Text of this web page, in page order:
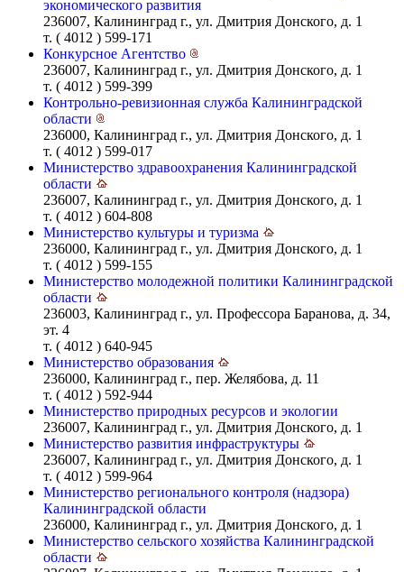
экономического развития
236007, Калининград г., ул. Дмитрия Донского, д. 1
т. ( 4012 ) 599-171
Конкурсное Агентство
236007, Калининград г., ул. Дмитрия Донского, д. 1
т. ( 4012 ) 599-399
Контрольно-ревизионная служба Калининградской
области
236000, Калининград г., ул. Дмитрия Донского, д. 1
т. ( 4012 ) 599-017
Министерство здравоохранения Калининградской
области
236007, Калининград г., ул. Дмитрия Донского, д. 1
т. ( 4012 ) 604-808
Министерство культуры и туризма
236000, Калининград г., ул. Дмитрия Донского, д. 1
т. ( 4012 ) 599-155
Министерство молодежной политики Калининградской
области
236003, Калининград г., ул. Профессора Баранова, д. 34,
эт. 4
т. ( 4012 ) 640-945
Министерство образования
236000, Калининград г., пер. Желябова, д. 11
т. ( 4012 ) 592-944
Министерство природных ресурсов и экологии
236007, Калининград г., ул. Дмитрия Донского, д. 1
Министерство развития инфраструктуры
236007, Калининград г., ул. Дмитрия Донского, д. 1
т. ( 4012 ) 599-964
Министерство регионального контроля (надзора)
Калининградской области
236000, Калининград г., ул. Дмитрия Донского, д. 1
Министерство сельского хозяйства Калининградской
области